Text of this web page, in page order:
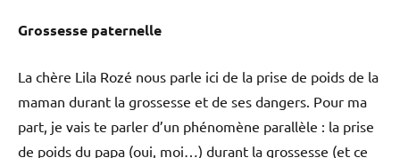
Grossesse paternelle
La chère Lila Rozé nous parle ici de la prise de poids de la
maman durant la grossesse et de ses dangers. Pour ma
part, je vais te parler d’un phénomène parallèle : la prise
de poids du papa (oui, moi…) durant la grossesse (et ce